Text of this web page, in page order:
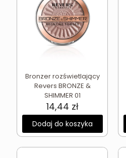
Bronzer rozświetlający
Revers BRONZE &
SHIMMER 01
14,44 zł
Dodaj do koszyka